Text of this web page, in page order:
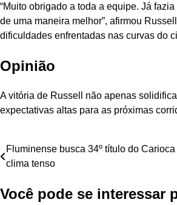
“Muito obrigado a toda a equipe. Já
de uma maneira melhor”, afirmou
dificuldades enfrentadas nas curvas do
Opinião
A vitória de Russell não apenas
expectativas altas para as próximas
Navegação
Post
Fluminense busca 34º título do
clima tenso
Você pode se interessar